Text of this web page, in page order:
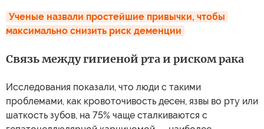
Ученые назвали простейшие привычки, чтобы
максимально снизить риск деменции
Связь между гигиеной рта и риском рака
Исследования показали, что люди с такими
проблемами, как кровоточивость десен, язвы во рту или
шаткость зубов, на 75% чаще сталкиваются с